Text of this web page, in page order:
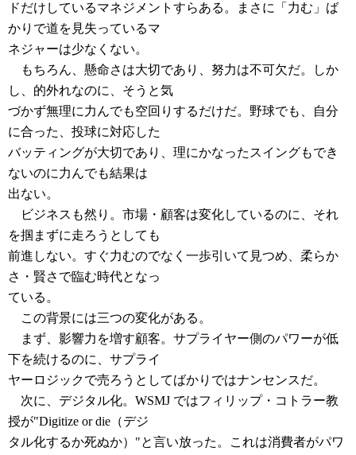
ドだけしているマネジメントすらある。まさに「力む」ば
かりで道を見失っているマ
ネジャーは少なくない。
もちろん、懸命さは大切であり、努力は不可欠だ。しか
し、的外れなのに、そうと気
づかず無理に力んでも空回りするだけだ。野球でも、自分
に合った、投球に対応した
バッティングが大切であり、理にかなったスイングもでき
ないのに力んでも結果は
出ない。
ビジネスも然り。市場・顧客は変化しているのに、それ
を掴まずに走ろうとしても
前進しない。すぐ力むのでなく一歩引いて見つめ、柔らか
さ・賢さで臨む時代となっ
ている。
この背景には三つの変化がある。
まず、影響力を増す顧客。サプライヤー側のパワーが低
下を続けるのに、サプライ
ヤーロジックで売ろうとしてばかりではナンセンスだ。
次に、デジタル化。WSMJ ではフィリップ・コトラー教
授が"Digitize or die（デジ
タル化するか死ぬか）"と言い放った。これは消費者がパワ